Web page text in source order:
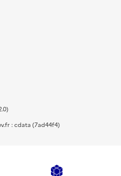
: cdata (7ad44f4)